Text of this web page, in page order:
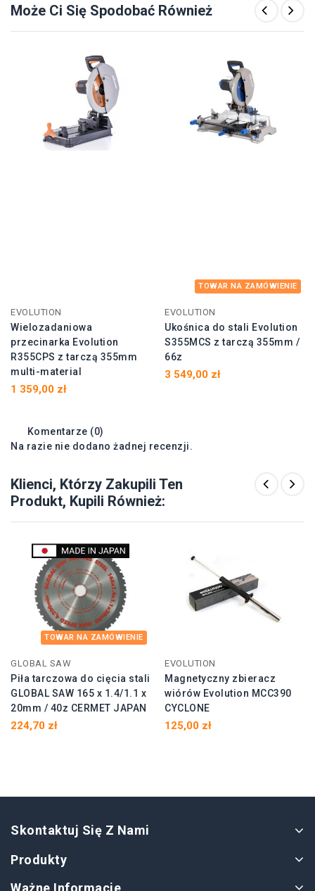
Może Ci Się Spodobać Również
EVOLUTION
Wielozadaniowa
przecinarka Evolution
R355CPS z tarczą 355mm
multi-material
1 359,00 zł
TOWAR NA ZAMÓWIENIE
EVOLUTION
Ukośnica do stali Evolution
S355MCS z tarczą 355mm /
66z
3 549,00 zł
Komentarze (0)
Na razie nie dodano żadnej recenzji.
Klienci, Którzy Zakupili Ten
Produkt, Kupili Również:
TOWAR NA ZAMÓWIENIE
GLOBAL SAW
Piła tarczowa do cięcia stali
GLOBAL SAW 165 x 1.4/1.1 x
20mm / 40z CERMET JAPAN
224,70 zł
EVOLUTION
Magnetyczny zbieracz
wiórów Evolution MCC390
CYCLONE
125,00 zł
Skontaktuj Się Z Nami
Produkty
Ważne Informacje